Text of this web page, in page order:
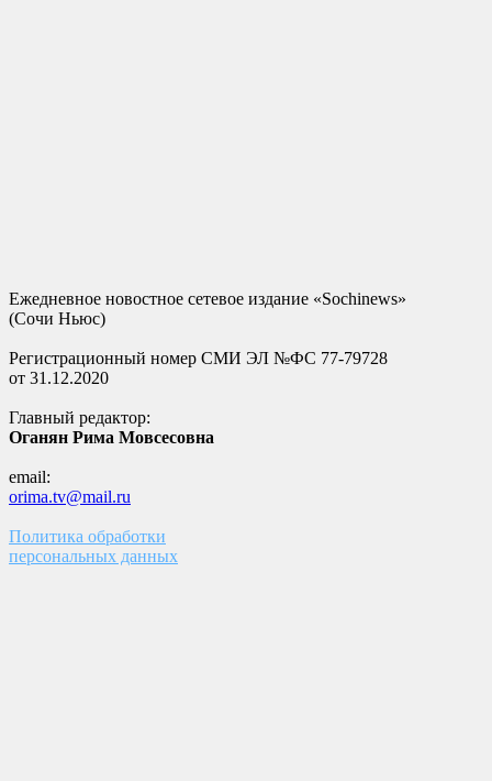
Ежедневное новостное сетевое издание «Sochinews»
(Сочи Ньюс)
Регистрационный номер СМИ ЭЛ №ФС 77-79728
от 31.12.2020
Главный редактор:
Оганян Рима Мовсесовна
email:
orima.tv@mail.ru
Политика обработки
персональных данных